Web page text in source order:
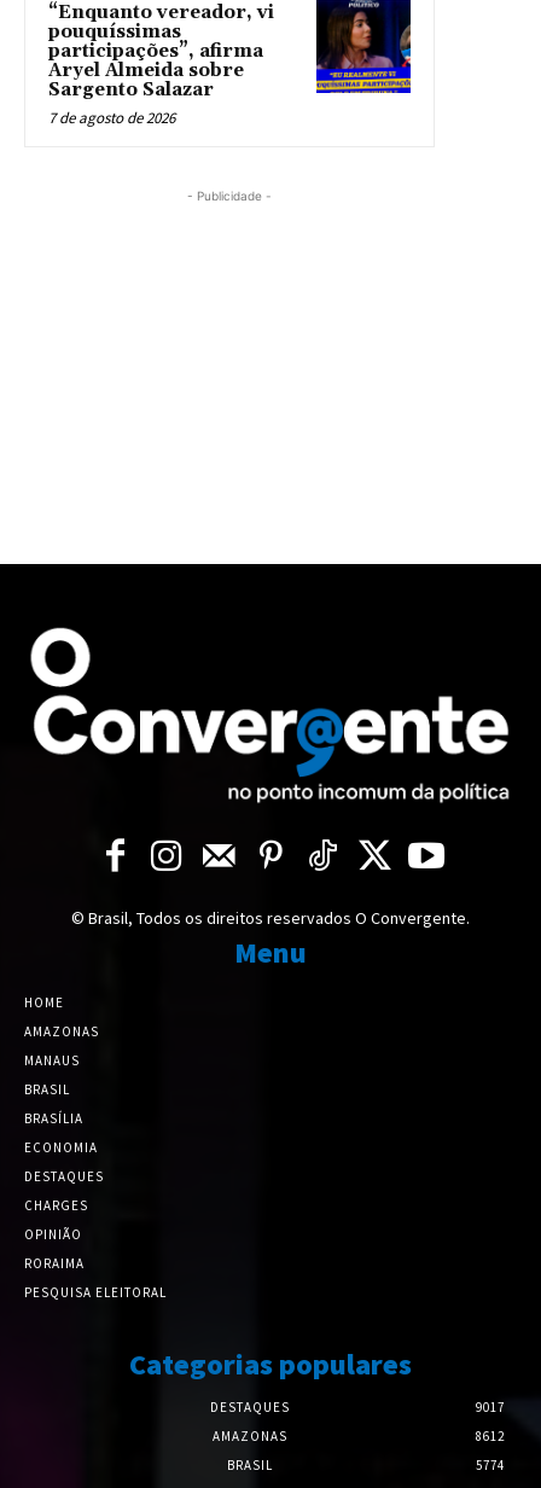
“Enquanto vereador, vi
pouquíssimas
participações”, afirma
Aryel Almeida sobre
Sargento Salazar
7 de agosto de 2026
- Publicidade -
© Brasil, Todos os direitos reservados O Convergente.
Menu
HOME
AMAZONAS
MANAUS
BRASIL
BRASÍLIA
ECONOMIA
DESTAQUES
CHARGES
OPINIÃO
RORAIMA
PESQUISA ELEITORAL
Categorias populares
DESTAQUES
9017
AMAZONAS
8612
BRASIL
5774